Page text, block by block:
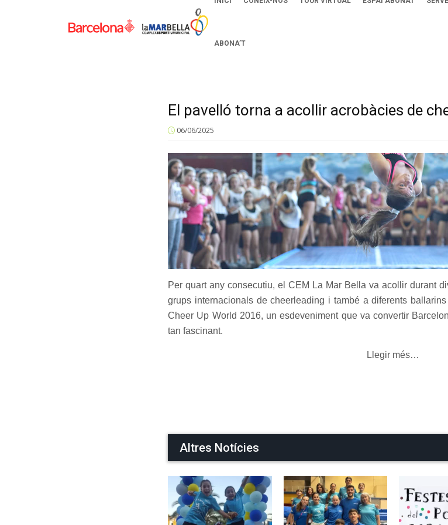
ABONA’T
El pavelló torna a acollir acrobàcies de
06/06/2025
Per quart any consecutiu, el CEM La Mar Bella va acollir durant
grups internacionals de cheerleading i també a diferents
Cheer Up World 2016, un esdeveniment que va convertir
tan fascinant.
Llegir més…
Altres Notícies